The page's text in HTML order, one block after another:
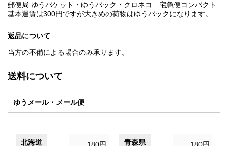
郵便局 ゆうパケット・ゆうパック・クロネコ 宅急便コンパクト
基本運賃は300円ですが大きめの荷物はゆうパックになります。
返品について
当方の不備による場合のみ承ります。
送料について
ゆうメール・メール便
北海道 青森県